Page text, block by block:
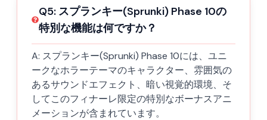
Q5: スプランキー(Sprunki) Phase 10の
特別な機能は何ですか？
A: スプランキー(Sprunki) Phase 10には、ユニ
ークなホラーテーマのキャラクター、雰囲気の
あるサウンドエフェクト、暗い視覚的環境、そ
してこのフィナーレ限定の特別なボーナスアニ
メーションが含まれています。